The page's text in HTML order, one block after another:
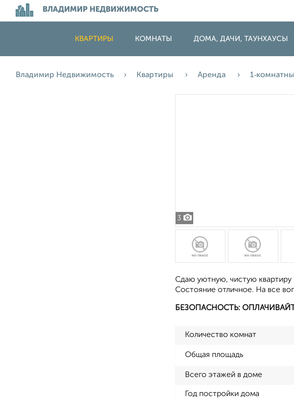
ВЛАДИМИР НЕДВИЖИМОСТЬ
КВАРТИРЫ КОМНАТЫ ДОМА, ДАЧИ, ТАУНХАУСЫ
Владимир Недвижимость Квартиры Аренда
3
Сдаю уютную, чистую квартиру .
Состояние отличное. На все
БЕЗОПАСНОСТЬ:
Количество комнат
Общая площадь
Всего этажей в доме
Год постройки дома